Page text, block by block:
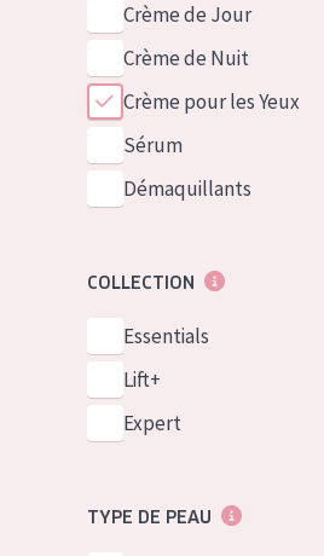
Crème de Jour
Crème de Nuit
Crème pour les Yeux
Sérum
Démaquillants
COLLECTION
Essentials
Lift+
Expert
TYPE DE PEAU